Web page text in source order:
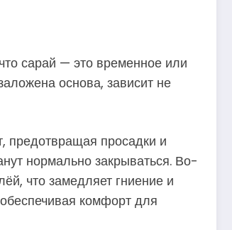
сарай — это временное или
основа, зависит не
предотвращая просадки и
нормально закрываться. Во-
что замедляет гниение и
комфорт для